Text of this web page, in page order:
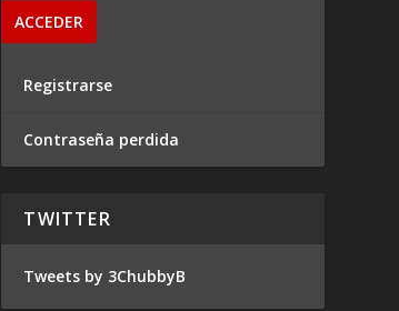
Registrarse
Contraseña perdida
TWITTER
Tweets by 3ChubbyB